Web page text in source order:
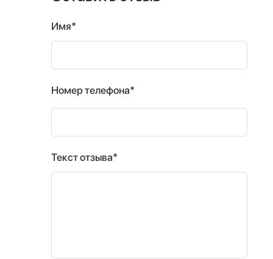
Имя*
Номер телефона*
Текст отзыва*